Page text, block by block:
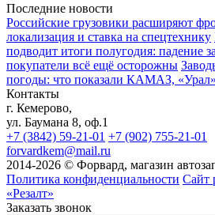
Последние новости
Российские грузовики расширяют
локализация и ставка на спецтехнику
подводит итоги полугодия: падение
покупатели всё ещё осторожны
погоды: что показали КАМАЗ,
Контакты
г. Кемерово,
ул. Баумана 8, оф.1
+7 (3842) 59-21-01 +7 (902) 755-21-01
forvardkem@mail.ru
2014-2026 © Форвард, магазин
Политика конфиденциальности Сайт
«Резалт»
Заказать звонок